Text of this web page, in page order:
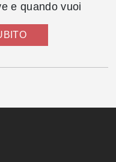
e quando vuoi